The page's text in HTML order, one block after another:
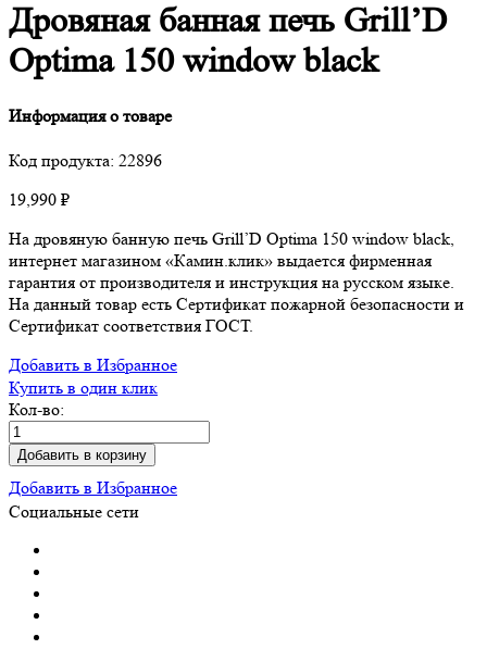
Дровяная банная печь Grill’D
Optima 150 window black
Информация о товаре
Код продукта: 22896
19,990 ₽
На дровяную банную печь Grill’D Optima 150 window black,
интернет магазином «Камин.клик» выдается фирменная
гарантия от производителя и инструкция на русском языке.
На данный товар есть Сертификат пожарной безопасности и
Сертификат соответствия ГОСТ.
Добавить в Избранное
Купить в один клик
Кол-во:
Добавить в корзину
Добавить в Избранное
Социальные сети